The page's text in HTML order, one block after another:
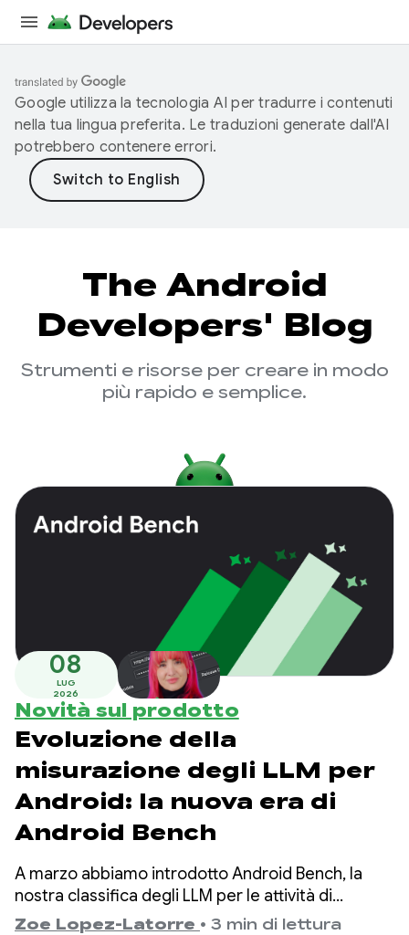
Google utilizza la tecnologia AI per tradurre i contenuti
nella tua lingua preferita. Le traduzioni generate dall'AI
potrebbero contenere errori.
The Android
Developers' Blog
Strumenti e risorse per creare in modo
più rapido e semplice.
08
LUG
2026
Novità sul prodotto
Evoluzione della
misurazione degli LLM per
Android: la nuova era di
Android Bench
A marzo abbiamo introdotto Android Bench, la
nostra classifica degli LLM per le attività di
sviluppo Android nel mondo reale. Da allora,
Zoe Lopez-Latorre • 3 min di lettura